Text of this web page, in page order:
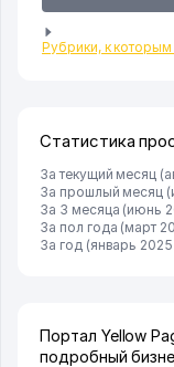
Рубрики, к которым
Статистика
За текущий месяц
За прошлый месяц
За 3 месяца (июнь
За пол года (март
За год (январь
Портал Yellow
подробный